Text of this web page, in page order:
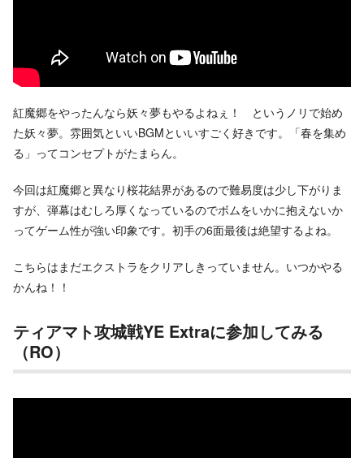
紅魔郷をやったんなら妖々夢もやるよねぇ！ というノリで始め
た妖々夢。雰囲気といいBGMといいすごく好きです。「春を集め
る」ってコンセプトがたまらん。
今回は紅魔郷と異なり桜花結界があるので難易度は少し下がりま
すが、弾幕はむしろ厚くなっているのでボムをいかに抱えないか
ってゲーム性が強い印象です。初手の6面最後は絶望するよね。
こちらはまだエクストラをクリアしきっていません。いつかやる
かんね！！
ティアマト攻城戦YE Extraに参加してみる
（RO）